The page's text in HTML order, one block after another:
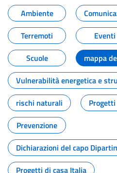
Tutti i contenuti
Ambiente
Terremoti
Eventi
Scuole
mappa
Vulnerabilità energetica e
rischi naturali
Prevenzione
Dichiarazioni del capo
Progetti di casa Italia